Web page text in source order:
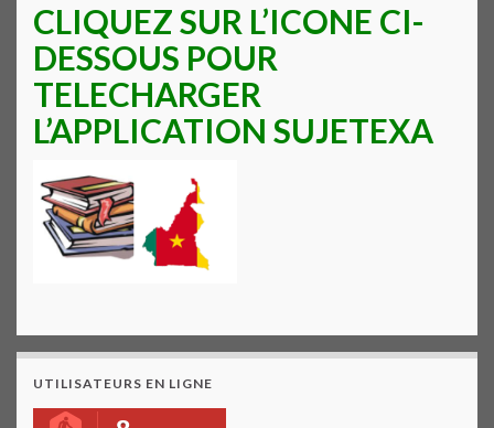
CLIQUEZ SUR L’ICONE CI-
DESSOUS POUR
TELECHARGER
L’APPLICATION SUJETEXA
UTILISATEURS EN LIGNE